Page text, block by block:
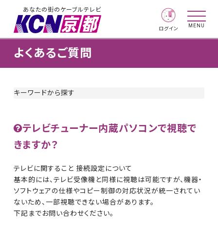
あなたの街のケーブルテレビ
ログイン
MENU
よくあるご質問
キーワードから探す
テレビチューナー内蔵パソコンで視聴で
きますか？
テレビに関すること 接続設定について
基本的には、テレビ受像機と同様に視聴は可能ですが、機器・
ソフトウェアの仕様やコピー制御の対応状況が統一されてい
ないため、一部視聴できない場合があります。
下記までお問い合わせください。